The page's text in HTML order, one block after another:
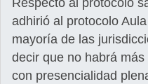
Respecto al protocolo
adhirió al protocolo
mayoría de las
decir que no habrá
con presencialidad